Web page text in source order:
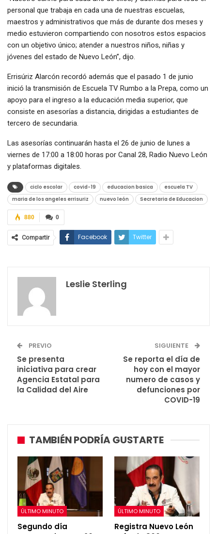
personal que trabaja en cada una de nuestras escuelas,
maestros y administrativos que más de durante dos meses y
medio estuvieron compartiendo con nosotros estos espacios
con un objetivo único; atender a nuestros niños, niñas y
jóvenes del estado de Nuevo León”, dijo.
Errisúriz Alarcón recordó además que el pasado 1 de junio
inició la transmisión de Escuela TV Rumbo a la Prepa, como un
apoyo para el ingreso a la educación media superior, que
consiste en asesorías a distancia, dirigidas a estudiantes de
tercero de secundaria.
Las asesorías continuarán hasta el 26 de junio de lunes a
viernes de 17:00 a 18:00 horas por Canal 28, Radio Nuevo León
y plataformas digitales.
ciclo escolar covid-19 educacion basica
escuela TV
maria de los angeles errisuriz
nuevo león Secretaria de Educacion
0
880
Compartir Facebook Twitter
Leslie Sterling
PREVIO
Se presenta
iniciativa para crear
Agencia Estatal para
la Calidad del Aire
SIGUIENTE
Se reporta el día de
hoy con el mayor
numero de casos y
defunciones por
COVID-19
TAMBIÉN PODRÍA GUSTARTE
ÚLTIMO MINUTO
Segundo día
ÚLTIMO MINUTO
Registra Nuevo León